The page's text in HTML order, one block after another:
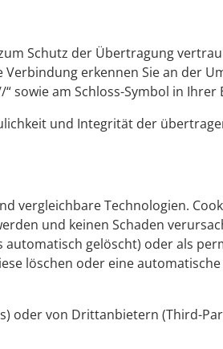
Schutz der Übertragung
Verbindung erkennen Sie an der
sowie am Schloss-Symbol in Ihrer
und Integrität der
vergleichbare Technologien.
und keinen Schaden
automatisch gelöscht) oder als
löschen oder eine
oder von Drittanbietern (Third-